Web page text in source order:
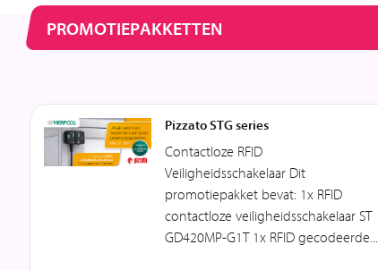
PROMOTIEPAKKETTEN
Pizzato STG series
Contactloze RFID
Veiligheidsschakelaar Dit
promotiepakket bevat: 1x RFID
contactloze veiligheidsschakelaar ST
GD420MP-G1T 1x RFID gecodeerde...